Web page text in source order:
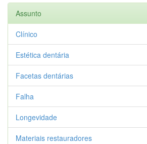
Assunto
Clínico
Estética dentária
Facetas dentárias
Falha
Longevidade
Materiais restauradores